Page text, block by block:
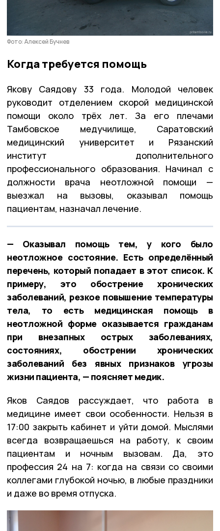
Фото: Алексей Бучнев
Когда требуется помощь
Якову Саядову 33 года. Молодой человек
руководит отделением скорой медицинской
помощи около трёх лет. За его плечами
Тамбовское медучилище, Саратовский
медицинский университет и Рязанский
институт дополнительного
профессионального образования. Начинал с
должности врача неотложной помощи —
выезжал на вызовы, оказывал помощь
пациентам, назначал лечение.
— Оказывал помощь тем, у кого было
неотложное состояние. Есть определённый
перечень, который попадает в этот список. К
примеру, это обострение хронических
заболеваний, резкое повышение температуры
тела, то есть медицинская помощь в
неотложной форме оказывается гражданам
при внезапных острых заболеваниях,
состояниях, обострении хронических
заболеваний без явных признаков угрозы
жизни пациента, — поясняет медик.
Яков Саядов рассуждает, что работа в
медицине имеет свои особенности. Нельзя в
17:00 закрыть кабинет и уйти домой. Мыслями
всегда возвращаешься на работу, к своим
пациентам и ночным вызовам. Да, это
профессия 24 на 7: когда на связи со своими
коллегами глубокой ночью, в любые праздники
и даже во время отпуска.